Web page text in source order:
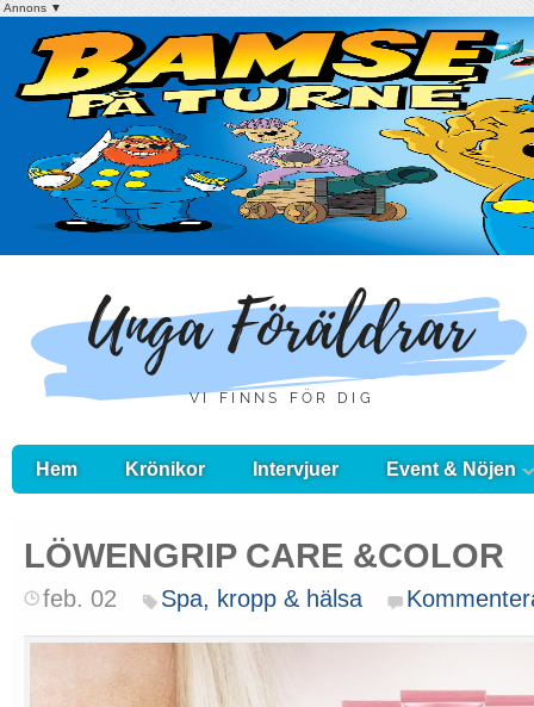
Annons ▼
Hem Krönikor Intervjuer Event & Nöjen
LÖWENGRIP CARE &COLOR
feb. 02 Spa, kropp & hälsa